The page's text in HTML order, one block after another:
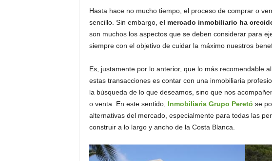
Hasta hace no mucho tiempo, el proceso de comprar o
sencillo. Sin embargo, el mercado inmobiliario ha
son muchos los aspectos que se deben considerar para
siempre con el objetivo de cuidar la máximo nuestros
Es, justamente por lo anterior, que lo más recomendable
estas transacciones es contar con una inmobiliaria
la búsqueda de lo que deseamos, sino que nos
o venta. En este sentido, Inmobiliaria Grupo Peretó se
alternativas del mercado, especialmente para todas las
construir a lo largo y ancho de la Costa Blanca.